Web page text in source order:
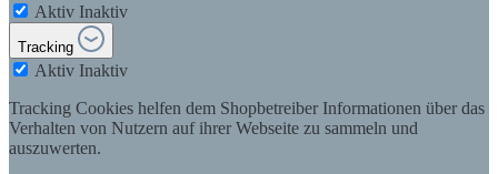
Aktiv Inaktiv
Tracking
Aktiv Inaktiv
Tracking Cookies helfen dem Shopbetreiber Informationen über das
Verhalten von Nutzern auf ihrer Webseite zu sammeln und
auszuwerten.